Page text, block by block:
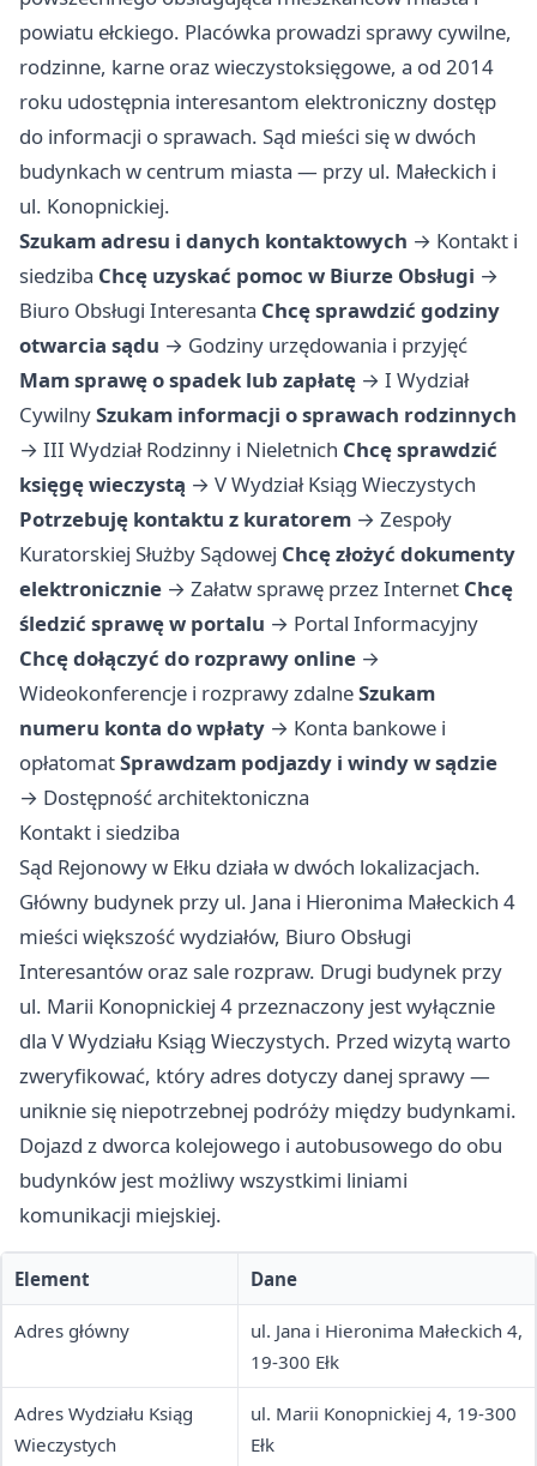
powiatu ełckiego. Placówka prowadzi sprawy cywilne,
rodzinne, karne oraz wieczystoksięgowe, a od 2014
roku udostępnia interesantom elektroniczny dostęp
do informacji o sprawach. Sąd mieści się w dwóch
budynkach w centrum miasta — przy ul. Małeckich i
ul. Konopnickiej.
Szukam adresu i danych kontaktowych → Kontakt i
siedziba Chcę uzyskać pomoc w Biurze Obsługi →
Biuro Obsługi Interesanta Chcę sprawdzić godziny
otwarcia sądu → Godziny urzędowania i przyjęć
Mam sprawę o spadek lub zapłatę → I Wydział
CywilnySzukam informacji o sprawach rodzinnych
→ III Wydział Rodzinny i Nieletnich Chcę sprawdzić
księgę wieczystą → V Wydział Ksiąg Wieczystych
Potrzebuję kontaktu z kuratorem → Zespoły
Kuratorskiej Służby Sądowej Chcę złożyć dokumenty
elektronicznie → Załatw sprawę przez Internet Chcę
śledzić sprawę w portalu → Portal Informacyjny
Chcę dołączyć do rozprawy online →
Wideokonferencje i rozprawy zdalneSzukam
numeru konta do wpłaty → Konta bankowe i
opłatomatSprawdzam podjazdy i windy w sądzie
→ Dostępność architektoniczna
Kontakt i siedziba
Sąd Rejonowy w Ełku działa w dwóch lokalizacjach.
Główny budynek przy ul. Jana i Hieronima Małeckich 4
mieści większość wydziałów, Biuro Obsługi
Interesantów oraz sale rozpraw. Drugi budynek przy
ul. Marii Konopnickiej 4 przeznaczony jest wyłącznie
dla V Wydziału Ksiąg Wieczystych. Przed wizytą warto
zweryfikować, który adres dotyczy danej sprawy —
uniknie się niepotrzebnej podróży między budynkami.
Dojazd z dworca kolejowego i autobusowego do obu
budynków jest możliwy wszystkimi liniami
komunikacji miejskiej.
Element Dane
Adres główny
ul. Jana i Hieronima Małeckich 4,
19-300 Ełk
Adres Wydziału Ksiąg
Wieczystych
ul. Marii Konopnickiej 4, 19-300
Ełk